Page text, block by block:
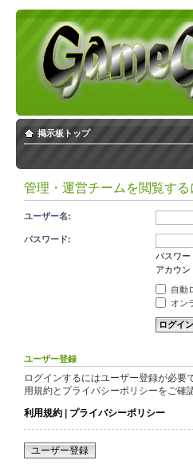
掲示板トップ
管理・運営チームを閲覧す
ユーザー名:
パスワード:
パスワー
アカウ
自動
オン
ユーザー登録
ログインするにはユーザー登録が必
用規約とプライバシーポリシーをご確
利用規約 | プライバシーポリシー
ユーザー登録